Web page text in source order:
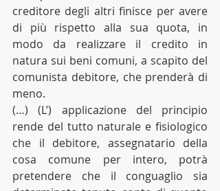
creditore degli altri finisce per avere
di più rispetto alla sua quota, in
modo da realizzare il credito in
natura sui beni comuni, a scapito del
comunista debitore, che prenderà di
meno.
(…) (L’) applicazione del principio
rende del tutto naturale e fisiologico
che il debitore, assegnatario della
cosa comune per intero, potrà
pretendere che il conguaglio sia